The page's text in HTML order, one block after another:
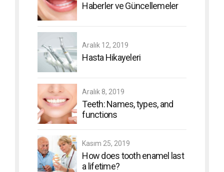
Haberler ve Güncellemeler
Aralık 12, 2019
Hasta Hikayeleri
Aralık 8, 2019
Teeth: Names, types, and
functions
Kasım 25, 2019
How does tooth enamel last
a lifetime?